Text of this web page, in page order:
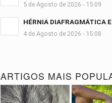
5 de Agosto de 2026 - 15:09
HÉRNIA DIAFRAGMÁTICA
4 de Agosto de 2026 - 15:08
ARTIGOS MAIS